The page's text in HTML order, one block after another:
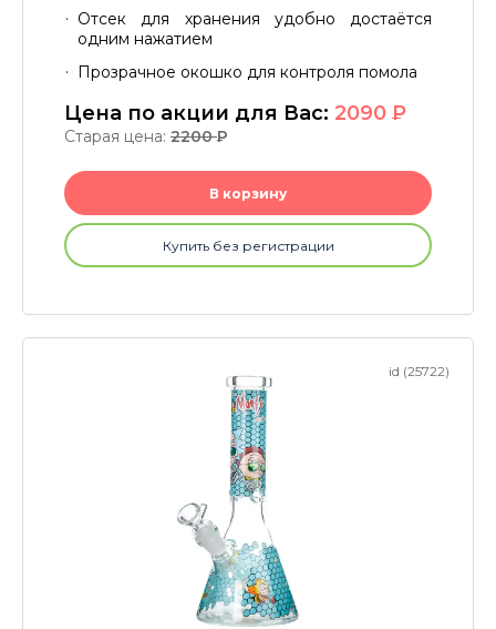
Отсек для хранения удобно достаётся
одним нажатием
Прозрачное окошко для контроля помола
Цена по акции для Вас: 2090 P
Старая цена: 2200P
В корзину
Купить без регистрации
id (25722)